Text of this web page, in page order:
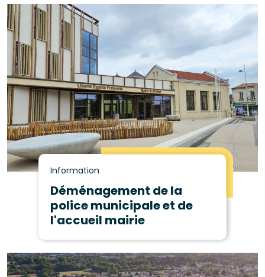
Information
Déménagement de la
police municipale et de
l'accueil mairie